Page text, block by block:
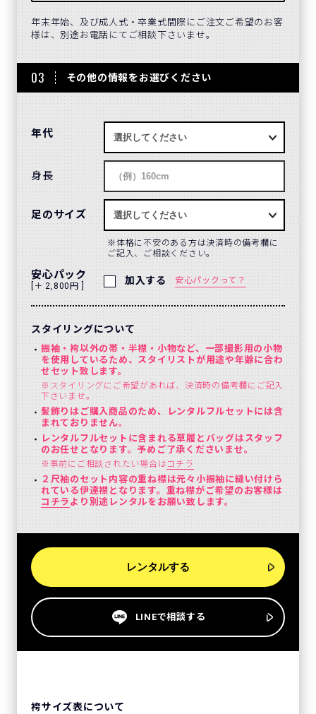
年末年始、及び成人式・卒業式間際にご注文ご希望のお客
様は、別途お電話にてご相談下さいませ。
03 その他の情報をお選びください
年代
身長
足のサイズ
体格に不安のある方は決済時の備考欄に
ご記入、ご相談ください。
安心パック
[＋ 2,800円 ] 加入する 安心パックって？
スタイリングについて
振袖・袴以外の帯・半襟・小物など、一部撮影用の小物
を使用しているため、スタイリストが用途や年齢に合わ
せセット致します。
※スタイリングにご希望があれば、決済時の備考欄にご記入
下さいませ。
髪飾りはご購入商品のため、レンタルフルセットには含
まれておりません。
レンタルフルセットに含まれる草履とバッグはスタッフ
のお任せとなります。予めご了承くださいませ。
※事前にご相談されたい場合はコチラ
２尺袖のセット内容の重ね襟は元々小振袖に縫い付けら
れている伊達襟となります。重ね襟がご希望のお客様は
コチラ より別途レンタルをお願い致します。
レンタルする
LINEで相談する
袴サイズ表について